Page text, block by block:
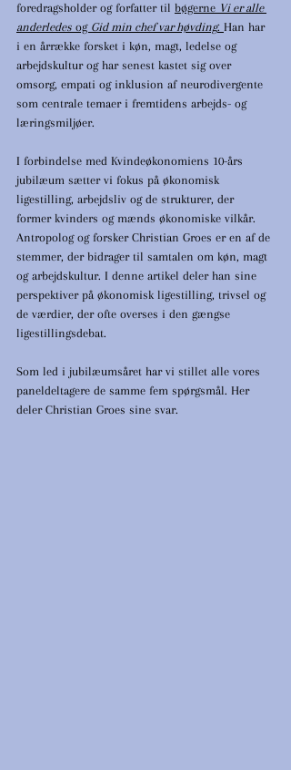
foredragsholder og forfatter til bøgerne Vi er alle
anderledes og Gid min chef var høvding. Han har
i en årrække forsket i køn, magt, ledelse og
arbejdskultur og har senest kastet sig over
omsorg, empati og inklusion af neurodivergente
som centrale temaer i fremtidens arbejds- og
læringsmiljøer.
I forbindelse med Kvindeøkonomiens 10-års
jubilæum sætter vi fokus på økonomisk
ligestilling, arbejdsliv og de strukturer, der
former kvinders og mænds økonomiske vilkår.
Antropolog og forsker Christian Groes er en af de
stemmer, der bidrager til samtalen om køn, magt
og arbejdskultur. I denne artikel deler han sine
perspektiver på økonomisk ligestilling, trivsel og
de værdier, der ofte overses i den gængse
ligestillingsdebat.
Som led i jubilæumsåret har vi stillet alle vores
paneldeltagere de samme fem spørgsmål. Her
deler Christian Groes sine svar.